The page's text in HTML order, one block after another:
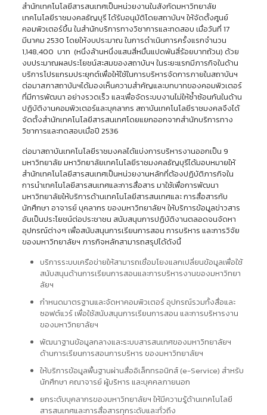
สำนักเทคโนโลยีสารสนเทศเป็นหน่วยงานในสังกัดมหาวิทยาลัย
เทคโนโลยีราชมงคลธัญบุรี ได้รับอนุมัติโดยสถาบันฯ ให้จัดตั้งศูนย์
คอมพิวเตอร์ขึ้น ในสำนักบริการทางวิชาการและทดสอบ เมื่อวันที่ 17
มีนาคม 2530 โดยให้งบประมาณ ในการดำเนินการครั้งแรกจำนวน
1,148,400 บาท (หนึ่งล้านหนึ่งแสนสี่หมื่นแปดพันสี่ร้อยบาทถ้วน) ด้วย
งบประมาณผลประโยชน์สะสมของสถาบันฯ ในระยะแรกมีภารกิจในด้าน
บริการโปรแกรมประยุกต์เพื่อให้ใช้ในการบริหารจัดการภายในสถาบันฯ
ต่อมาสภาสถาบันฯได้มองเห็นความสำคัญและบทบาทของคอมพิวเตอร์
ที่มีการพัฒนา อย่างรวดเร็ว และเพื่อจัดระบบงานไม่ให้ซ้ำซ้อนกันในด้าน
ปฏิบัติงานคอมพิวเตอร์และบุคลากร สถาบันเทคโนโลยีราชมงคลจึงได้
จัดตั้งสำนักเทคโนโลยีสารสนเทศโดยแยกออกจากสำนักบริการทาง
วิชาการและทดสอบเมื่อปี 2536
ต่อมาสถาบันเทคโนโลยีราชมงคลได้แบ่งการบริหารงานออกเป็น 9
มหาวิทยาลัย มหาวิทยาลัยเทคโนโลยีราชมงคลธัญบุรีได้มอบหมายให้
สำนักเทคโนโลยีสารสนเทศเป็นหน่วยงานหลักที่ต้องปฏิบัติภารกิจใน
การนำเทคโนโลยีสารสนเทศและการสื่อสาร มาใช้เพื่อการพัฒนา
มหาวิทยาลัยให้บริการด้านเทคโนโลยีสารสนเทศและ การสื่อสารกับ
นักศึกษา อาจารย์ บุคลากร ของมหาวิทยาลัยฯ ให้บริการข้อมูลข่าวสาร
อันเป็นประโยชน์ต่อประชาชน สนับสนุนการปฏิบัติงานตลอดจนจัดหา
อุปกรณ์ต่างๆ เพื่อสนับสนุนการเรียนการสอน การบริหาร และการวิจัย
ของมหาวิทยาลัยฯ ภารกิจหลักสามารถสรุปได้ดังนี้
บริการระบบเครือข่ายให้สามารถเชื่อมโยงแลกเปลี่ยนข้อมูลเพื่อใช้
สนับสนุนด้านการเรียนการสอนและการบริหารงานของมหาวิทยา
ลัยฯ
กำหนดมาตรฐานและจัดหาคอมพิวเตอร์ อุปกรณ์รวมทั้งสื่อและ
ซอฟต์แวร์ เพื่อใช้สนับสนุนการเรียนการสอน และการบริหารงาน
ของมหาวิทยาลัยฯ
พัฒนาฐานข้อมูลกลางและระบบสารสนเทศของมหาวิทยาลัยฯ
ด้านการเรียนการสอนการบริหาร ของมหาวิทยาลัยฯ
ให้บริการข้อมูลพื้นฐานผ่านสื่ออิเล็กทรอนิกส์ (e-Service) สำหรับ
นักศึกษา คณาจารย์ ผู้บริหาร และบุคคลภายนอก
ยกระดับบุคลากรของมหาวิทยาลัยฯ ให้มีความรู้ด้านเทคโนโลยี
สารสนเทศและการสื่อสารทุกระดับและทั่วถึง